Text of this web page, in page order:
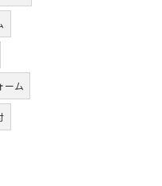
ーム